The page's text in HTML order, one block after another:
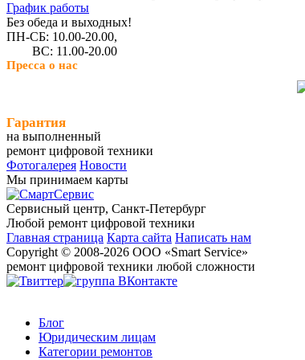
График работы
Без обеда и выходных!
ПН-СБ: 10.00-20.00,
ВС: 11.00-20.00
Пресса о нас
Гарантия
на выполненный
ремонт цифровой техники
Фотогалерея Новости
Мы принимаем карты
Сервисный центр, Cанкт-Петербург
Любой ремонт цифровой техники
Главная страница Карта сайта Написать нам
Copyright © 2008-2026 ООО «Smart Service»
ремонт цифровой техники любой сложности
Блог
Юридическим лицам
Категории ремонтов